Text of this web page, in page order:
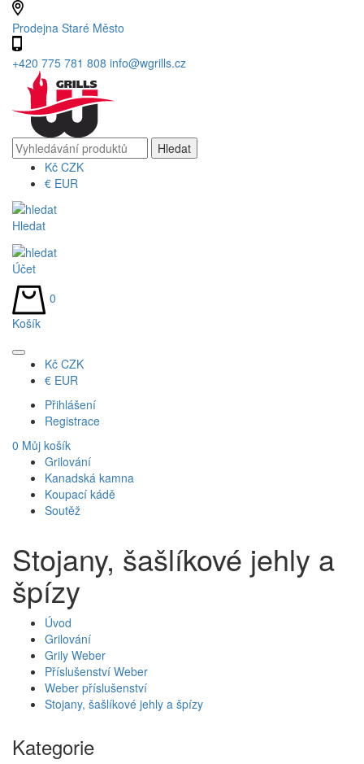
Prodejna Staré Město
+420 775 781 808 info@wgrills.cz
Kč CZK
€ EUR
Hledat
Účet
0
Košík
Kč CZK
€ EUR
Přihlášení
Registrace
0 Můj košík
Grilování
Kanadská kamna
Koupací kádě
Soutěž
Stojany, šašlíkové jehly a
špízy
Úvod
Grilování
Grily Weber
Příslušenství Weber
Weber příslušenství
Stojany, šašlíkové jehly a špízy
Kategorie